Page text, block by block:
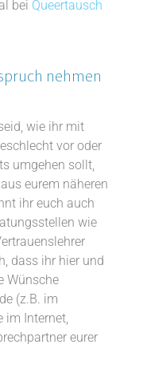
bei Queertausch
nehmen
wie ihr mit
vor oder
umgehen sollt,
eurem näheren
ihr euch auch
wie
dass ihr hier und
Wünsche
(z.B. im
im Internet,
eurer